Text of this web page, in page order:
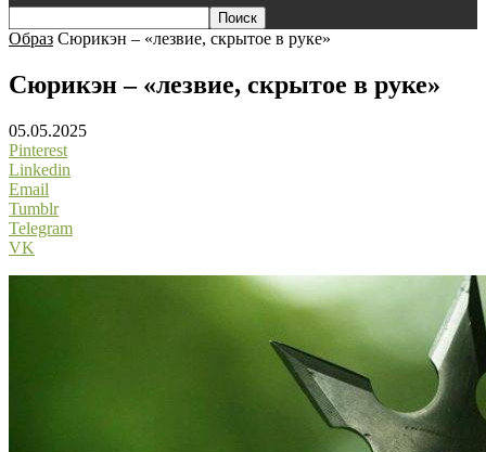
Образ Сюрикэн – «лезвие, скрытое в руке»
Сюрикэн – «лезвие, скрытое в руке»
05.05.2025
Pinterest
Linkedin
Email
Tumblr
Telegram
VK